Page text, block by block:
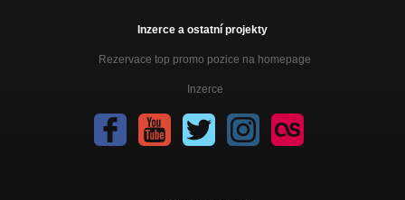
Inzerce a ostatní projekty
Rezervace top promo pozice na homepage
Inzerce